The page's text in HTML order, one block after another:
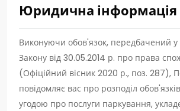
Юридична інформація
Виконуючи обов'язок, передбачений у
Закону від 30.05.2014 р. про права
(Офіційний вісник 2020 р., поз. 287),
повідомляє вас про розподіл
угодою про послуги паркування,